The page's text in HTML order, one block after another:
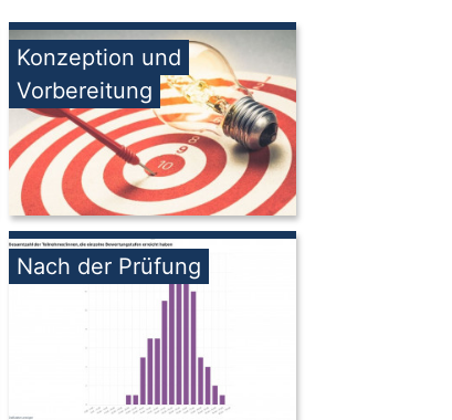
Konzeption und
Vorbereitung
Nach der Prüfung